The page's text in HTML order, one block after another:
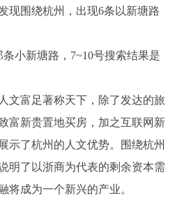
现围绕杭州，出现6条以新塘路
小新塘路，7~10号搜索结果是
文富足著称天下，除了发达的旅
富新贵置地买房，加之互联网新
示了杭州的人文优势。围绕杭州
明了以浙商为代表的剩余资本需
将成为一个新兴的产业。